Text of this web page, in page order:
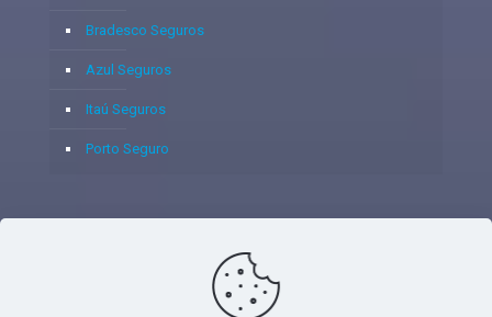
Bradesco Seguros
Azul Seguros
Itaú Seguros
Porto Seguro
© 2020 - Yoshie & Maia Corretora de Seguros Ltda - CNPJ: